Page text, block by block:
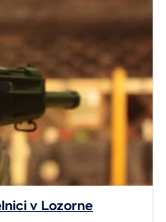
v Lozorne